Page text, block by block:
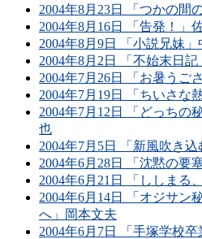
2004年8月23日 「つかの間
2004年8月16日 「告発！」
2004年8月9日 「小説兄妹
2004年8月2日 「不始末日
2004年7月26日 「お暑うご
2004年7月19日 「ちいさな
2004年7月12日 「どっちの
也
2004年7月5日 「新風吹き
2004年6月28日 「沈黙の要
2004年6月21日 「ししまる
2004年6月14日 「オジサン
へ」岡本文夫
2004年6月7日 「手塚学校